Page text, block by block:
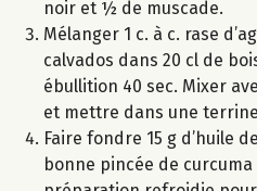
noir et ½ de muscade.
Mélanger 1 c. à c. rase
calvados dans 20 cl de
ébullition 40 sec. Mixer
et mettre dans une
Faire fondre 15 g d’huile
bonne pincée de